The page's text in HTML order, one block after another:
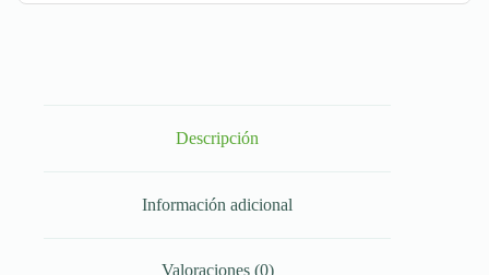
Descripción
Información adicional
Valoraciones (0)